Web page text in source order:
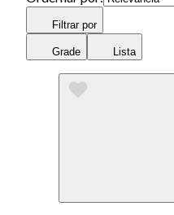
Filtrar por
Grade Lista